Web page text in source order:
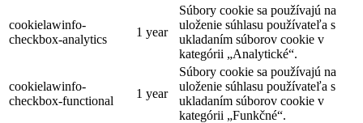
cookielawinfo-
checkbox-analytics
1 year
Súbory cookie sa používajú na
uloženie súhlasu používateľa s
ukladaním súborov cookie v
kategórii „Analytické“.
cookielawinfo-
checkbox-functional
1 year
Súbory cookie sa používajú na
uloženie súhlasu používateľa s
ukladaním súborov cookie v
kategórii „Funkčné“.